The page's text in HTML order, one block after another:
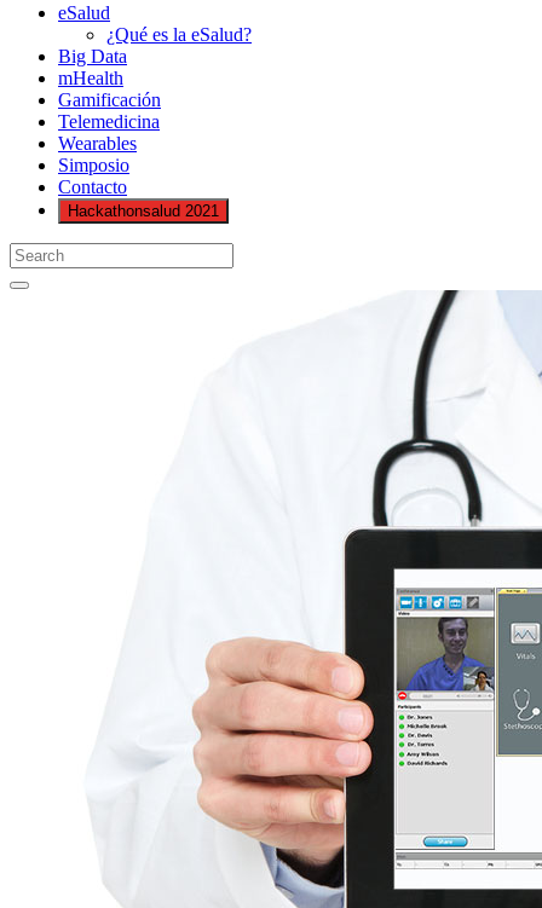
eSalud
¿Qué es la eSalud?
Big Data
mHealth
Gamificación
Telemedicina
Wearables
Simposio
Contacto
Hackathonsalud 2021